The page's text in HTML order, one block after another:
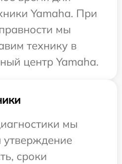
Yamaha. При
мы
технику в
центр Yamaha.
мы
утверждение
сроки